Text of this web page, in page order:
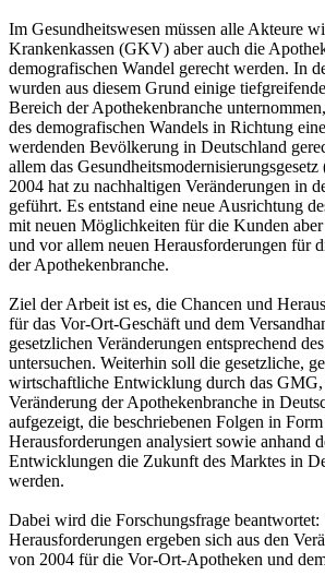
Im Gesundheitswesen müssen alle Akteure
Krankenkassen (GKV) aber auch die
demografischen Wandel gerecht werden. In
wurden aus diesem Grund einige
Bereich der Apothekenbranche
des demografischen Wandels in Richtung
werdenden Bevölkerung in Deutschland
allem das
2004 hat zu nachhaltigen Veränderungen in
geführt. Es entstand eine neue Ausrichtung
mit neuen Möglichkeiten für die Kunden aber
und vor allem neuen Herausforderungen für
der Apothekenbranche.
Ziel der Arbeit ist es, die Chancen und
für das Vor-Ort-Geschäft und dem
gesetzlichen Veränderungen entsprechend
untersuchen. Weiterhin soll die gesetzliche,
wirtschaftliche Entwicklung durch das
Veränderung der Apothekenbranche in
aufgezeigt, die beschriebenen Folgen in
Herausforderungen analysiert sowie anhand
Entwicklungen die Zukunft des Marktes in
werden.
Dabei wird die Forschungsfrage
Herausforderungen ergeben sich aus den
von 2004 für die Vor-Ort-Apotheken und